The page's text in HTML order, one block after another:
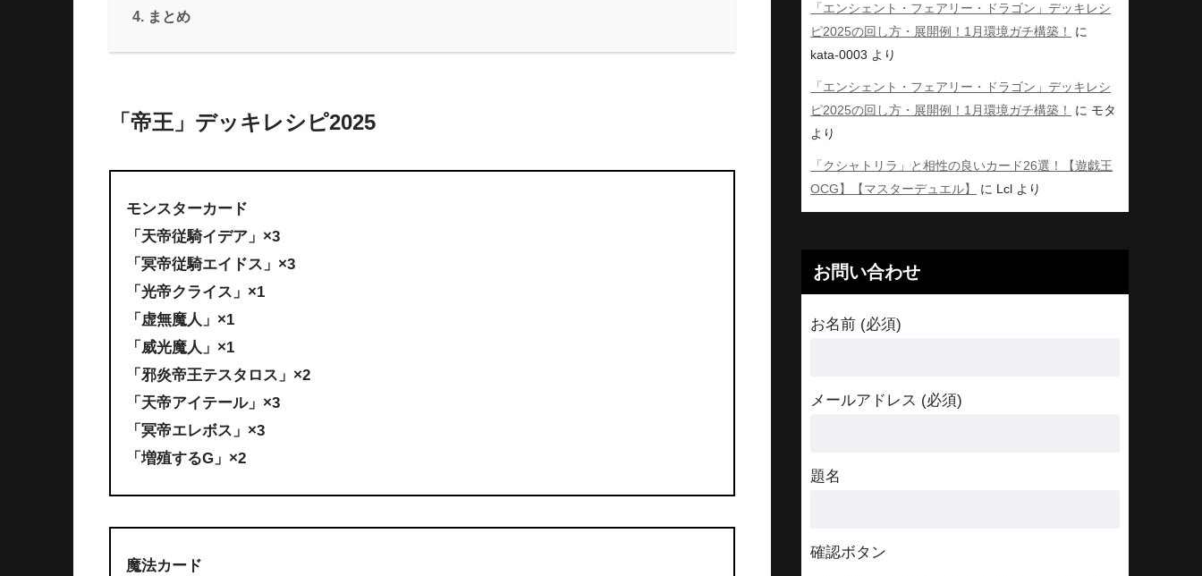
まとめ
「帝王」デッキレシピ2025
モンスターカード
「天帝従騎イデア」×3
「冥帝従騎エイドス」×3
「光帝クライス」×1
「虚無魔人」×1
「威光魔人」×1
「邪炎帝王テスタロス」×2
「天帝アイテール」×3
「冥帝エレボス」×3
「増殖するG」×2
魔法カード
「エンシェント・フェアリー・ドラゴン」デッキレシ
ピ2025の回し方・展開例！1月環境ガチ構築！
に
kata-0003 より
「エンシェント・フェアリー・ドラゴン」デッキレシ
ピ2025の回し方・展開例！1月環境ガチ構築！
に モタ
より
「クシャトリラ」と相性の良いカード26選！【遊戯王
OCG】【マスターデュエル】
に Lcl より
お問い合わせ
お名前 (必須)
メールアドレス (必須)
題名
確認ボタン